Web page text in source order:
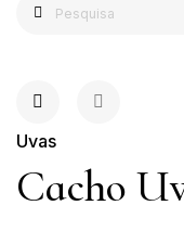
Uvas
Cacho